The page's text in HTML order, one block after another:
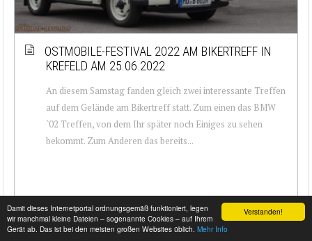
Verstanden!
Damit dieses Internetportal ordnungsgemäß funktioniert, legen
wir manchmal kleine Dateien – sogenannte Cookies – auf Ihrem
Gerät ab. Das ist bei den meisten großen Websites üblich. Mehr Info
OSTMOBILE-FESTIVAL 2022 AM BIKERTREFF IN
KREFELD AM 25.06.2022
An diesem Samstag fanden gleich zwei interessante Treffen
auf dem Gelände am Bikertreff statt. Zum einen das BMW
`02 Treffen, von dem Ihr später noch Einiges zu sehen
bekommt. Zum Anderen das bereits...